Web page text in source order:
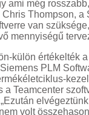
ami még
Thompson,
van
mennyiségű
külön értékelték
PLM
a Teamcenter
volt